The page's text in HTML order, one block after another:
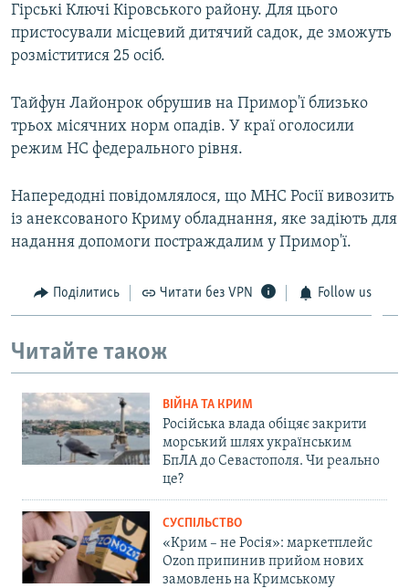
ІНФОГРАФІКА
ДОЛУЧАЙСЯ!
Усі сайти RFE/RL
Гірські Ключі Кіровського району. Для цього
пристосували місцевий дитячий садок, де зможуть
розміститися 25 осіб.
Тайфун Лайонрок обрушив на Примор'ї близько
трьох місячних норм опадів. У краї оголосили
режим НС федерального рівня.
Напередодні повідомлялося, що МНС Росії вивозить
із анексованого Криму обладнання, яке задіють для
надання допомоги постраждалим у Примор'ї.
Поділитись Читати без VPN Follow us
Читайте також
ВІЙНА ТА КРИМ
Російська влада обіцяє закрити
морський шлях українським
БпЛА до Севастополя. Чи реально
це?
СУСПІЛЬСТВО
«Крим – не Росія»: маркетплейс
Ozon припинив прийом нових
замовлень на Кримському